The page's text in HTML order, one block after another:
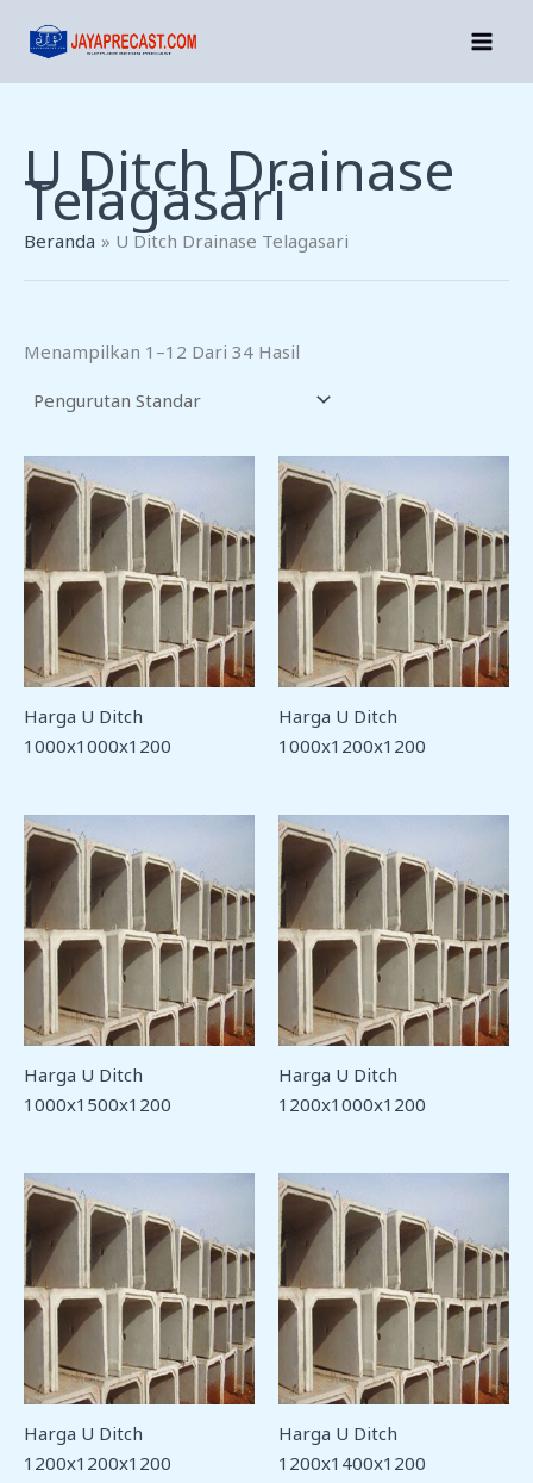
U Ditch Drainase
Telagasari
Beranda U Ditch Drainase Telagasari
Menampilkan 1–12 Dari 34 Hasil
Harga U Ditch
1000x1000x1200
Harga U Ditch
1000x1200x1200
Harga U Ditch
1000x1500x1200
Harga U Ditch
1200x1000x1200
Harga U Ditch
1200x1200x1200
Harga U Ditch
1200x1400x1200